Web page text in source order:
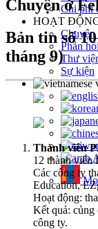
Chi phí
HOẠT
Chuyện
Phản
Thư
Sự kiện
Chuyện ở
Bản tin số
tháng 9)
Thành viên
12 thành viên
Các công ty
Education,
Hoạt động:
Kết quả: củng
công ty.